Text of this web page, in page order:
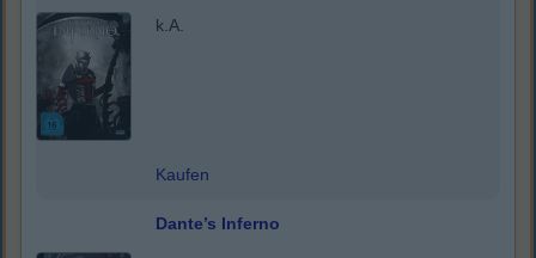
k.A.
Kaufen
Dante’s Inferno